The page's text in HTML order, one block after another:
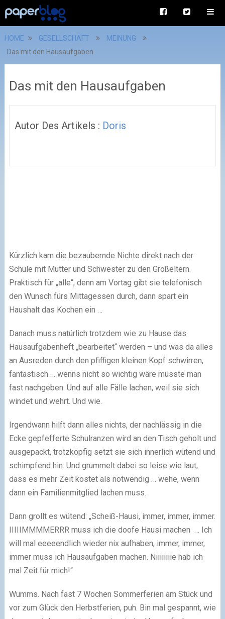
HOME GESELLSCHAFT
MEINUNG
Das mit den Hausaufgaben
Das mit den Hausaufgaben
Autor Des Artikels : Doris
Kürzlich kam die bezaubernde Nichte direkt nach der
Schule mit Mutter und Schwester zu den Großeltern.
Praktisch für „alle“, denn am Vortag gibt sie telefonisch
den Wunsch fürs Mittagessen durch, dann spart ein
Haushalt das Kochen ein …
Danach muss natürlich trotzdem wie zu Hause das
Hausaufgabenheft „bearbeitet“ werden – und was da alles
an Ausreden durch den pfiffigen kleinen Kopf schwirren,
fantastisch … wenns nicht so wichtig wäre müsste man
fast nachgeben. Und auf alle Fälle lachen, weil sie sich
windet und wehrt. Und wie.
Irgendwann hilft dann alles nichts, der nachlässig in die
Ecke gepfefferte Schulranzen wird an den Tisch geholt und
ausgepackt, trotzköpfig setzt sie sich innerlich wütend und
schimpfend hin. Und grummelt dabei so leise wie laut,
dass es mehr Zeit kostet als notwendig … wehe, wenn
dann ein Familienmitglied lachen muss.
Dann grollt es wütend: „Scheiß-Hausi, immer, immer, immer.
IIIIIMMMMERRR muss ich die doofe Hausi machen … Ich
will mal eeeeendlich wieder nix aufhaben, immer, immer,
immer muss ich Hausaufgaben machen. Niiiiiiiie hab ich
mal Zeit für mich!“
Wumms. Nach fast 7 Wochen Sommerferien am Stück und
vor zum Glück den Herbstferien, puh. Bin mal gespannt, wie